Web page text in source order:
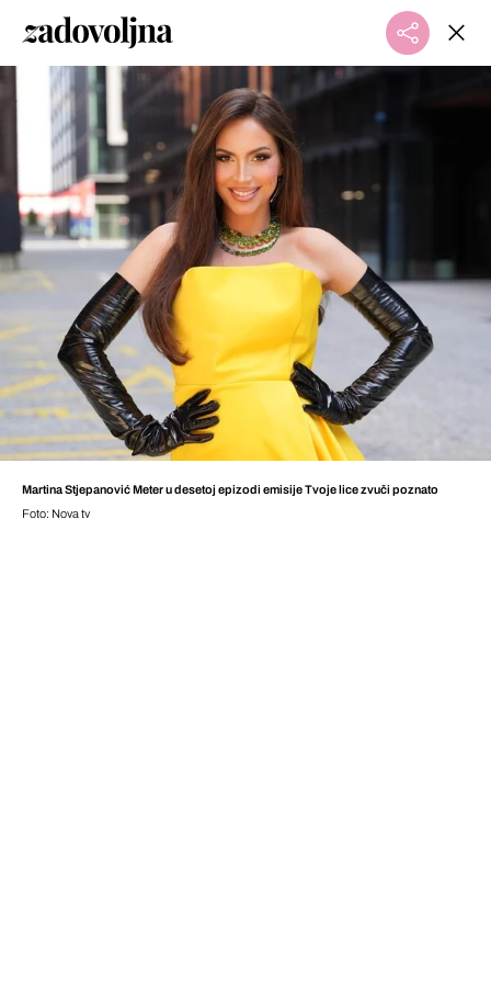
Martina Stjepanović Meter u desetoj epizodi emisije Tvoje lice zvuči poznato
Foto: Nova tv